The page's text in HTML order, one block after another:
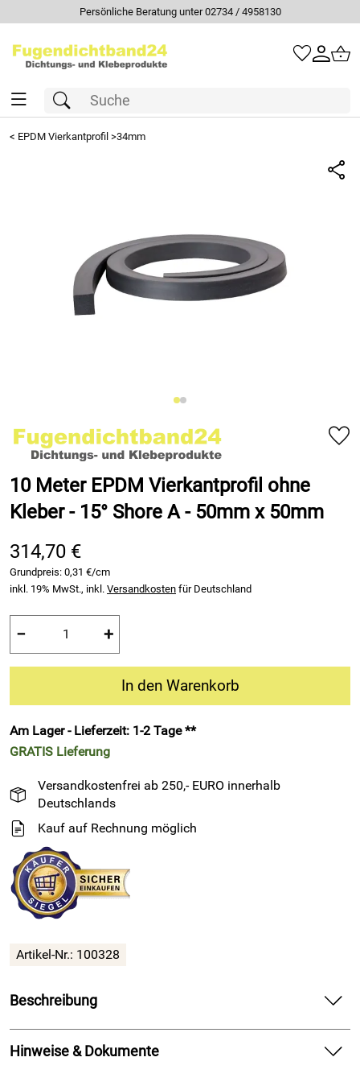
Persönliche Beratung unter 02734 / 4958130
< EPDM Vierkantprofil >34mm
10 Meter EPDM Vierkantprofil ohne
Kleber - 15° Shore A - 50mm x 50mm
314,70 €
Grundpreis: 0,31 €/cm
inkl. 19% MwSt., inkl. Versandkosten für Deutschland
− +
In den Warenkorb
Am Lager - Lieferzeit: 1-2 Tage **
GRATIS Lieferung
Versandkostenfrei ab 250,- EURO innerhalb
Deutschlands
Kauf auf Rechnung möglich
Artikel-Nr.: 100328
Beschreibung
15 Meter EPDM Vierkantprofil 50mm x 50mm Stärke ca. 15°
Shore A
Hinweise & Dokumente